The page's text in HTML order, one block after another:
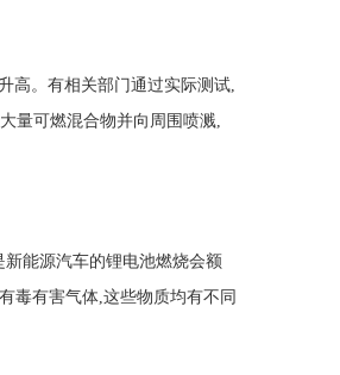
高。有相关部门通过实际测试,
量可燃混合物并向周围喷溅,
能源汽车的锂电池燃烧会额
毒有害气体,这些物质均有不同